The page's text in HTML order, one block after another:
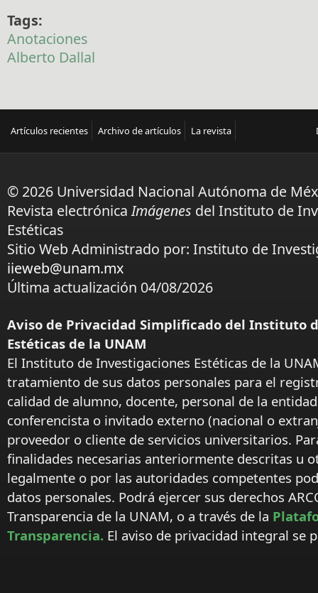
Tags:
Anotaciones
Alberto Dallal
Artículos recientes Archivo de artículos La revista
© 2026 Universidad Nacional Autónoma de
Revista electrónicaImágenes del Instituto de
Estéticas
Sitio Web Administrado por: Instituto de
iieweb@unam.mx
Última actualización 04/08/2026
Aviso de Privacidad Simplificado del Instituto
Estéticas de la UNAM
El Instituto de Investigaciones Estéticas de la
tratamiento de sus datos personales para el
calidad de alumno, docente, personal de la
conferencista o invitado externo (nacional o
proveedor o cliente de servicios universitarios.
finalidades necesarias anteriormente descritas u
legalmente o por las autoridades competentes
datos personales. Podrá ejercer sus derechos
Transparencia de la UNAM, o a través de la
Transparencia. El aviso de privacidad integral se